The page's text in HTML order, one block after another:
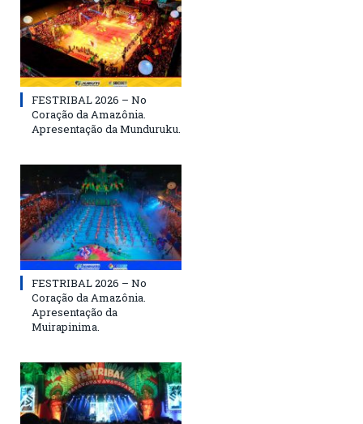
FESTRIBAL 2026 – No
Coração da Amazônia.
Apresentação da Munduruku.
FESTRIBAL 2026 – No
Coração da Amazônia.
Apresentação da
Muirapinima.